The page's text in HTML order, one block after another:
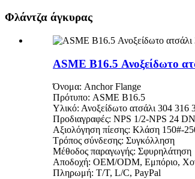
Φλάντζα άγκυρας
ASME B16.5 Ανοξείδωτο
Όνομα: Anchor Flange
Πρότυπο: ASME B16.5
Υλικό: Ανοξείδωτο ατσάλι 304 316
Προδιαγραφές: NPS 1/2-NPS 24
Αξιολόγηση πίεσης: Κλάση 150#-
Τρόπος σύνδεσης: Συγκόλληση
Μέθοδος παραγωγής: Σφυρηλάτηση
Αποδοχή: OEM/ODM, Εμπόριο,
Πληρωμή: T/T, L/C, PayPal